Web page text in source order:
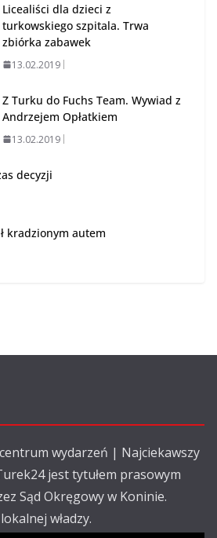
Licealiści dla dzieci z
turkowskiego szpitala. Trwa
zbiórka zabawek
13.02.2019
Z Turku do Fuchs Team. Wywiad z
Andrzejem Opłatkiem
13.02.2019
decyzji
kradzionym autem
wydarzeń | Najciekawszy
jest tytułem prasowym
Sąd Okręgowy w Koninie.
władzy.